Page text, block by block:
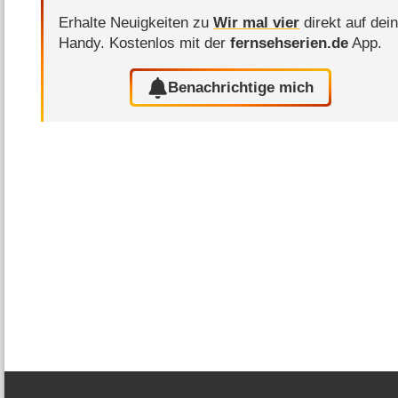
Erhalte Neuigkeiten zuWir mal vier direkt auf dein
Handy. Kostenlos mit derfernsehserien.de App.
Benachrichtige mich